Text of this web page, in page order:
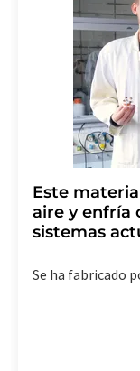
LUMITOS AG,
(Alemania) o por
electrónico se
suscripción al
Este
aire y enfría
sistemas
Se ha fabricado